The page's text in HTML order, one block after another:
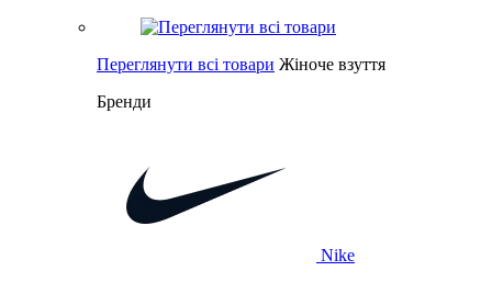
Переглянути всі товари Жіноче взуття
Бренди
Nike